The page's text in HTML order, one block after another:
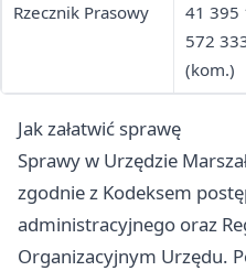
Rzecznik Prasowy
41 395
572
(kom.)
Jak załatwić sprawę
Sprawy w Urzędzie
zgodnie z Kodeksem
administracyjnego oraz
Organizacyjnym Urzędu.